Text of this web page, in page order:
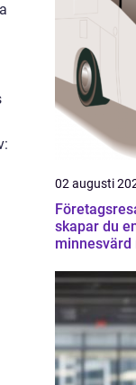
02 augusti
Företagsresa
skapar du
minnesvärd